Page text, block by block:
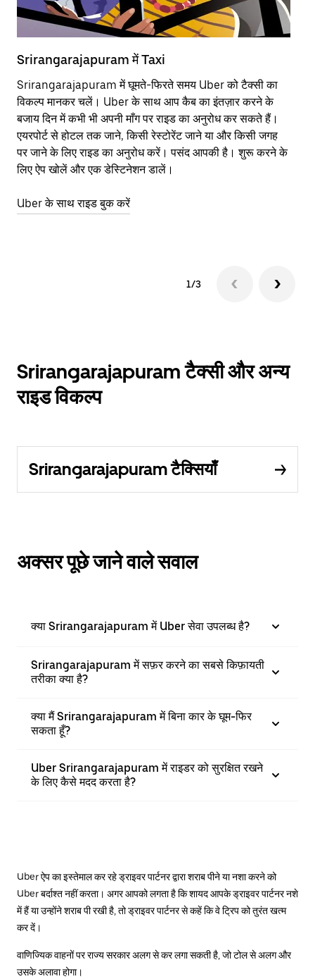
Srirangarajapuram में Taxi
Srirangarajapuram में घूमते-फिरते समय Uber को टैक्सी का
विकल्प मानकर चलें। Uber के साथ आप कैब का इंतज़ार करने के
बजाय दिन में कभी भी अपनी माँग पर राइड का अनुरोध कर सकते हैं।
एयरपोर्ट से होटल तक जाने, किसी रेस्टोरेंट जाने या और किसी जगह
पर जाने के लिए राइड का अनुरोध करें। पसंद आपकी है। शुरू करने के
लिए ऐप खोलें और एक डेस्टिनेशन डालें।
Uber के साथ राइड बुक करें
1/3
Srirangarajapuram टैक्सी और अन्य
राइड विकल्प
Srirangarajapuram टैक्सियाँ
अक्सर पूछे जाने वाले सवाल
क्या Srirangarajapuram में Uber सेवा उपलब्ध है?
Srirangarajapuram में सफ़र करने का सबसे किफ़ायती
तरीका क्या है?
क्या मैं Srirangarajapuram में बिना कार के घूम-फिर
सकता हूँ?
Uber Srirangarajapuram में राइडर को सुरक्षित रखने
के लिए कैसे मदद करता है?
Uber ऐप का इस्तेमाल कर रहे ड्राइवर पार्टनर द्वारा शराब पीने या नशा करने को
Uber बर्दाश्त नहीं करता। अगर आपको लगता है कि शायद आपके ड्राइवर पार्टनर नशे
में हैं या उन्होंने शराब पी रखी है, तो ड्राइवर पार्टनर से कहें कि वे ट्रिप को तुरंत खत्म
कर दें।
वाणिज्यिक वाहनों पर राज्य सरकार अलग से कर लगा सकती है, जो टोल से अलग और
उसके अलावा होगा।